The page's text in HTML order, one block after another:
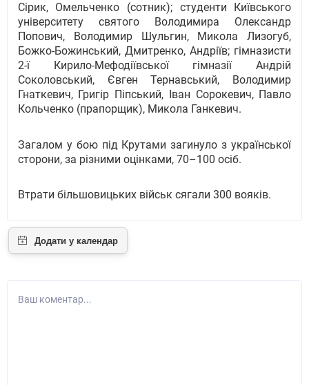
Сiрик, Омельченко (сотник); студенти Київського
унiверситету святого Володимира Олександр
Попович, Володимир Шульгин, Микола Лизогуб,
Божко-Божинський, Дмитренко, Андрiїв; гiмназисти
2-ї Кирило-Мефодiївської гiмназiї Андрiй
Соколовський, Євген Тернавський, Володимир
Гнаткевич, Григiр Пiпський, Іван Сорокевич, Павло
Кольченко (прапорщик), Микола Ганкевич.
Загалом у бою під Крутами загинуло з української
сторони, за різними оцінками, 70–100 осіб.
Втрати бiльшовицьких вiйськ сягали 300 воякiв.
Ваш коментар...